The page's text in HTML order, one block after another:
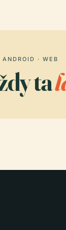
ANDROID · WEB
ta